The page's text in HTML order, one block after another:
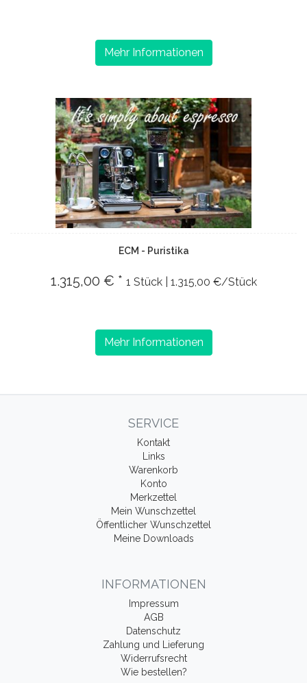
Mehr Informationen
ECM - Puristika
1.315,00 € * 1 Stück | 1.315,00 €/Stück
Mehr Informationen
SERVICE
Kontakt
Links
Warenkorb
Konto
Merkzettel
Mein Wunschzettel
Öffentlicher Wunschzettel
Meine Downloads
INFORMATIONEN
Impressum
AGB
Datenschutz
Zahlung und Lieferung
Widerrufsrecht
Wie bestellen?